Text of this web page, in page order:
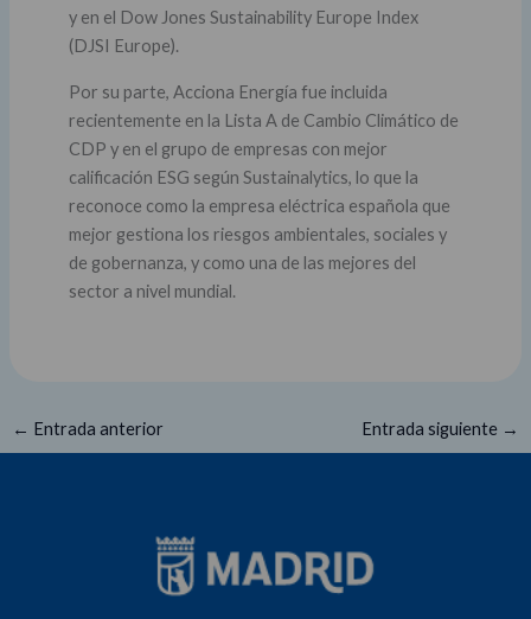
y en el Dow Jones Sustainability Europe Index
(DJSI Europe).
Por su parte, Acciona Energía fue incluida
recientemente en la Lista A de Cambio Climático de
CDP y en el grupo de empresas con mejor
calificación ESG según Sustainalytics, lo que la
reconoce como la empresa eléctrica española que
mejor gestiona los riesgos ambientales, sociales y
de gobernanza, y como una de las mejores del
sector a nivel mundial.
← Entrada anterior Entrada siguiente →